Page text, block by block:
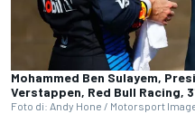
Mohammed Ben Sulayem,
Verstappen, Red Bull Racing,
Foto di: Andy Hone / Motorsport